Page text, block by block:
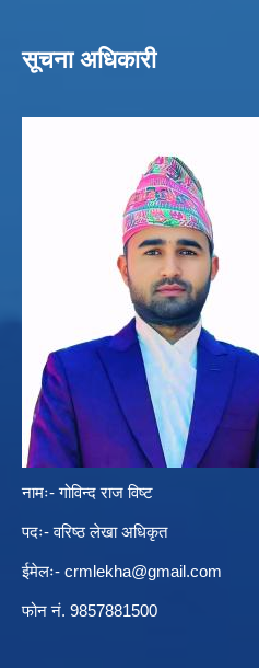
सूचना अधिकारी
नामः- गोविन्द राज विष्ट
पदः- वरिष्ठ लेखा अधिकृत
ईमेलः- crmlekha@gmail.com
फोन नं. 9857881500